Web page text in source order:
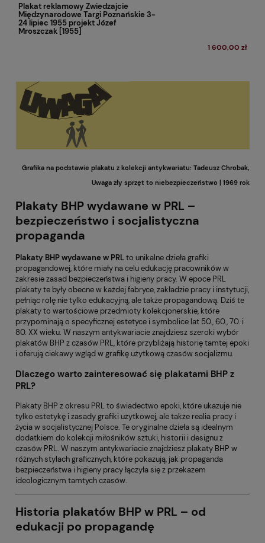
Plakat reklamowy Zwiedzajcie
Międzynarodowe Targi Poznańskie 3-
24 lipiec 1955 projekt Józef
Mroszczak [1955]
1 600,00 zł
Grafika na podstawie plakatu z kolekcji antykwariatu: Tadeusz Chrobak,
Uwaga zły sprzęt to niebezpieczeństwo | 1969 rok
Plakaty BHP wydawane w PRL –
bezpieczeństwo i socjalistyczna
propaganda
Plakaty BHP wydawane w PRLto unikalne dzieła grafiki
propagandowej, które miały na celu edukację pracowników w
zakresie zasad bezpieczeństwa i higieny pracy. W epoce PRL
plakaty te były obecne w każdej fabryce, zakładzie pracy i instytucji,
pełniąc rolę nie tylko edukacyjną, ale także propagandową. Dziś te
plakaty to wartościowe przedmioty kolekcjonerskie, które
przypominają o specyficznej estetyce i symbolice lat 50., 60., 70. i
80. XX wieku. W naszym antykwariacie znajdziesz szeroki wybór
plakatów BHP z czasów PRL, które przybliżają historię tamtej epoki
i oferują ciekawy wgląd w grafikę użytkową czasów socjalizmu.
Dlaczego warto zainteresować się plakatami BHP z
PRL?
Plakaty BHP z okresu PRL to świadectwo epoki, które ukazuje nie
tylko estetykę i zasady grafiki użytkowej, ale także realia pracy i
życia w socjalistycznej Polsce. Te oryginalne dzieła są idealnym
dodatkiem do kolekcji miłośników sztuki, historii i designu z
czasów PRL. W naszym antykwariacie znajdziesz plakaty BHP w
różnych stylach graficznych, które pokazują, jak propaganda
bezpieczeństwa i higieny pracy łączyła się z przekazem
ideologicznym tamtych czasów.
Historia plakatów BHP w PRL – od
edukacji po propagandę